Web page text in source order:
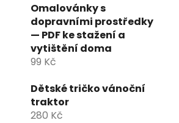
Omalovánky s
dopravními prostředky
— PDF ke stažení a
vytištění doma
99 Kč
Dětské tričko vánoční
traktor
280 Kč